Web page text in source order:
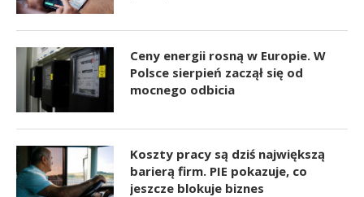
Ceny energii rosną w Europie. W
Polsce sierpień zaczął się od
mocnego odbicia
Koszty pracy są dziś największą
barierą firm. PIE pokazuje, co
jeszcze blokuje biznes